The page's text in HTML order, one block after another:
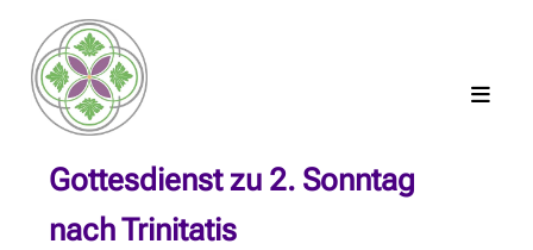
Gottesdienst zu 2. Sonntag
nach Trinitatis